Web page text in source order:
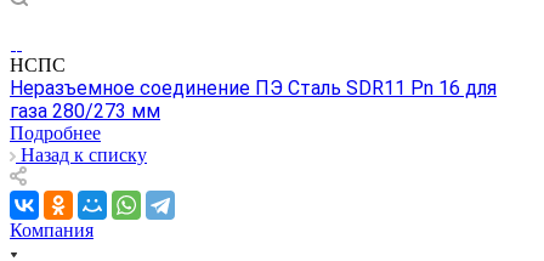
НСПС
Неразъемное соединение ПЭ Сталь SDR11 Pn 16 для
газа 280/273 мм
Подробнее
Назад к списку
Компания